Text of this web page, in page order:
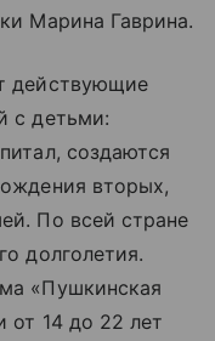
Марина Гаврина.
действующие
с детьми:
создаются
вторых,
По всей стране
долголетия.
«Пушкинская
от 14 до 22 лет